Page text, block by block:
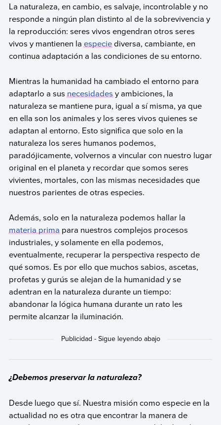
La naturaleza, en cambio, es salvaje, incontrolable y no
responde a ningún plan distinto al de la sobrevivencia y
la reproducción: seres vivos engendran otros seres
vivos y mantienen laespeciediversa, cambiante, en
continua adaptación a las condiciones de su entorno.
Mientras la humanidad ha cambiado el entorno para
adaptarlo a susnecesidadesy ambiciones, la
naturaleza se mantiene pura, igual a sí misma, ya que
en ella son los animales y los seres vivos quienes se
adaptan al entorno. Esto significa que solo en la
naturaleza los seres humanos podemos,
paradójicamente, volvernos a vincular con nuestro lugar
original en el planeta y recordar que somos seres
vivientes, mortales, con las mismas necesidades que
nuestros parientes de otras especies.
Además, solo en la naturaleza podemos hallar la
materia prima para nuestros complejos procesos
industriales, y solamente en ella podemos,
eventualmente, recuperar la perspectiva respecto de
qué somos. Es por ello que muchos sabios, ascetas,
profetas y gurús se alejan de la humanidad y se
adentran en la naturaleza durante un tiempo:
abandonar la lógica humana durante un rato les
permite alcanzar la iluminación.
¿Debemos preservar la naturaleza?
Desde luego que sí. Nuestra misión como especie en la
actualidad no es otra que encontrar la manera de